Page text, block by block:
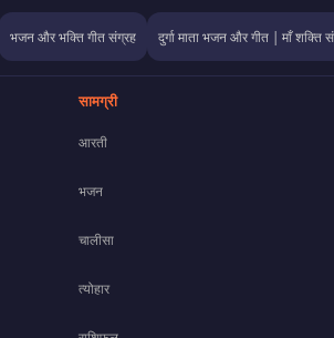
भजन और भक्ति गीत संग्रह दुर्गा माता भजन और गीत | माँ शक्ति
सामग्री
आरती
भजन
चालीसा
त्योहार